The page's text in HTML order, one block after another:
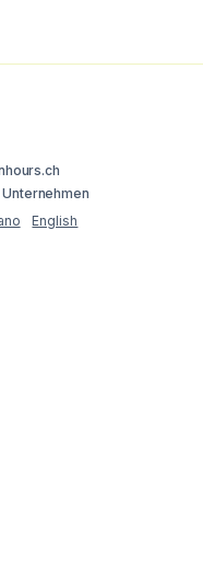
Unternehmen
English